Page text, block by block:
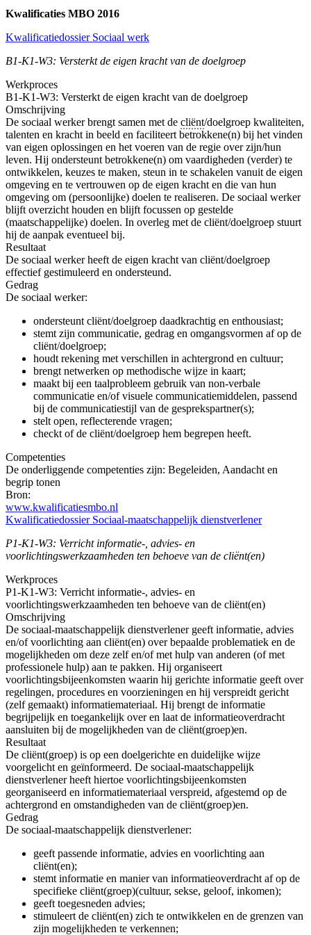
Kwalificaties MBO 2016
Kwalificatiedossier Sociaal werk
B1-K1-W3: Versterkt de eigen kracht van de doelgroep
Werkproces
B1-K1-W3: Versterkt de eigen kracht van de doelgroep
Omschrijving
De sociaal werker brengt samen met de cliënt/doelgroep kwaliteiten,
talenten en kracht in beeld en faciliteert betrokkene(n) bij het vinden
van eigen oplossingen en het voeren van de regie over zijn/hun
leven. Hij ondersteunt betrokkene(n) om vaardigheden (verder) te
ontwikkelen, keuzes te maken, steun in te schakelen vanuit de eigen
omgeving en te vertrouwen op de eigen kracht en die van hun
omgeving om (persoonlijke) doelen te realiseren. De sociaal werker
blijft overzicht houden en blijft focussen op gestelde
(maatschappelijke) doelen. In overleg met de cliënt/doelgroep stuurt
hij de aanpak eventueel bij.
Resultaat
De sociaal werker heeft de eigen kracht van cliënt/doelgroep
effectief gestimuleerd en ondersteund.
Gedrag
De sociaal werker:
ondersteunt cliënt/doelgroep daadkrachtig en enthousiast;
stemt zijn communicatie, gedrag en omgangsvormen af op de
cliënt/doelgroep;
houdt rekening met verschillen in achtergrond en cultuur;
brengt netwerken op methodische wijze in kaart;
maakt bij een taalprobleem gebruik van non-verbale
communicatie en/of visuele communicatiemiddelen, passend
bij de communicatiestijl van de gesprekspartner(s);
stelt open, reflecterende vragen;
checkt of de cliënt/doelgroep hem begrepen heeft.
Competenties
De onderliggende competenties zijn: Begeleiden, Aandacht en
begrip tonen
Bron:
www.kwalificatiesmbo.nl
Kwalificatiedossier Sociaal-maatschappelijk dienstverlener
P1-K1-W3: Verricht informatie-, advies- en
voorlichtingswerkzaamheden ten behoeve van de cliënt(en)
Werkproces
P1-K1-W3: Verricht informatie-, advies- en
voorlichtingswerkzaamheden ten behoeve van de cliënt(en)
Omschrijving
De sociaal-maatschappelijk dienstverlener geeft informatie, advies
en/of voorlichting aan cliënt(en) over bepaalde problematiek en de
mogelijkheden om deze zelf en/of met hulp van anderen (of met
professionele hulp) aan te pakken. Hij organiseert
voorlichtingsbijeenkomsten waarin hij gerichte informatie geeft over
regelingen, procedures en voorzieningen en hij verspreidt gericht
(zelf gemaakt) informatiemateriaal. Hij brengt de informatie
begrijpelijk en toegankelijk over en laat de informatieoverdracht
aansluiten bij de mogelijkheden van de cliënt(groep)en.
Resultaat
De cliënt(groep) is op een doelgerichte en duidelijke wijze
voorgelicht en geïnformeerd. De sociaal-maatschappelijk
dienstverlener heeft hiertoe voorlichtingsbijeenkomsten
georganiseerd en informatiemateriaal verspreid, afgestemd op de
achtergrond en omstandigheden van de cliënt(groep)en.
Gedrag
De sociaal-maatschappelijk dienstverlener:
geeft passende informatie, advies en voorlichting aan
cliënt(en);
stemt informatie en manier van informatieoverdracht af op de
specifieke cliënt(groep)(cultuur, sekse, geloof, inkomen);
geeft toegesneden advies;
stimuleert de cliënt(en) zich te ontwikkelen en de grenzen van
zijn mogelijkheden te verkennen;